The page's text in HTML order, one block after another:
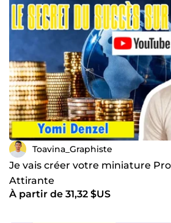
Toavina_Graphiste
Je vais créer votre miniature
Attirante
À partir de 31,32 $US